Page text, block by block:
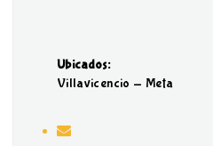
Ubicados:
Villavicencio - Meta